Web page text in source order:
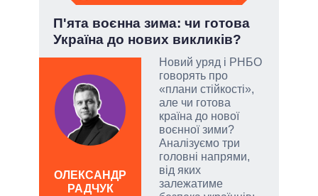
П'ята воєнна зима: чи готова
Україна до нових викликів?
Новий уряд і РНБО
говорять про
«плани стійкості»,
але чи готова
країна до нової
воєнної зими?
Аналізуємо три
головні напрями,
від яких
залежатиме
ОЛЕКСАНДР
РАДЧУК